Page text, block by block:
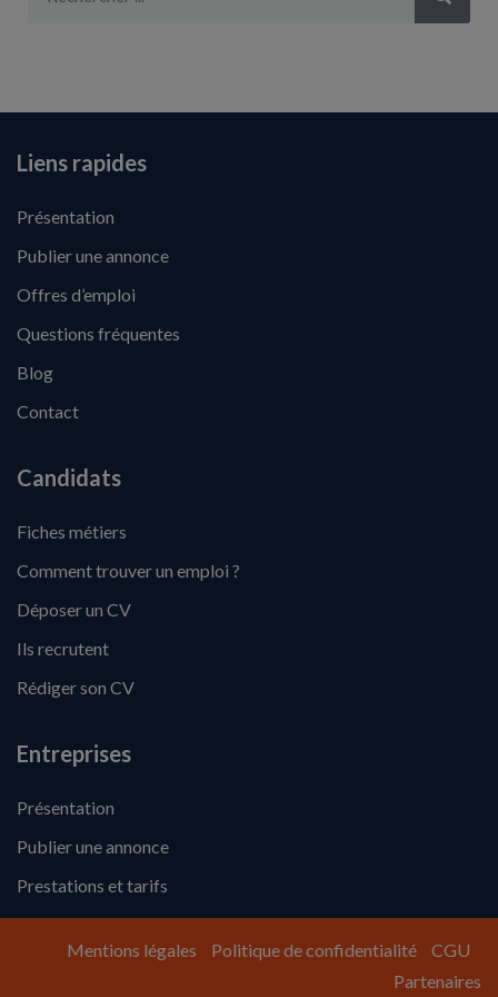
Liens rapides
Présentation
Publier une annonce
Offres d’emploi
Questions fréquentes
Blog
Contact
Candidats
Fiches métiers
Comment trouver un emploi ?
Déposer un CV
Ils recrutent
Rédiger son CV
Entreprises
Présentation
Publier une annonce
Prestations et tarifs
Mentions légales Politique de confidentialité
CGU
Partenaires